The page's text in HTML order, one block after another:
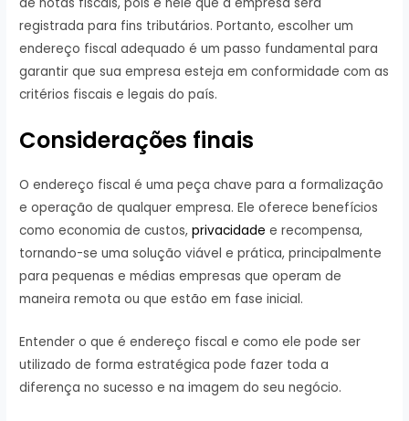
registrada para fins tributários. Portanto, escolher um
endereço fiscal adequado é um passo fundamental para
garantir que sua empresa esteja em conformidade com as
critérios fiscais e legais do país.
Considerações finais
O endereço fiscal é uma peça chave para a formalização
e operação de qualquer empresa. Ele oferece benefícios
como economia de custos,privacidade e recompensa,
tornando-se uma solução viável e prática, principalmente
para pequenas e médias empresas que operam de
maneira remota ou que estão em fase inicial.
Entender o que é endereço fiscal e como ele pode ser
utilizado de forma estratégica pode fazer toda a
diferença no sucesso e na imagem do seu negócio.